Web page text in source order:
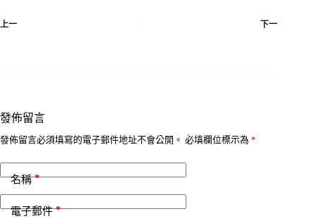
上一 下一
發佈留言
發佈留言必須填寫的電子郵件地址不會公開。 必填欄位標示為 *
名稱*
電子郵件*